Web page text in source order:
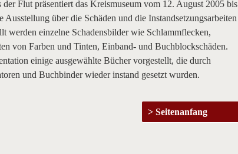
der Flut präsentiert das Kreismuseum vom 12. August 2005 bis
Ausstellung über die Schäden und die Instandsetzungsarbeiten
werden einzelne Schadensbilder wie Schlammflecken,
von Farben und Tinten, Einband- und Buchblockschäden.
einige ausgewählte Bücher vorgestellt, die durch
und Buchbinder wieder instand gesetzt wurden.
Seitenanfang